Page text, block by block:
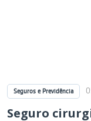
Seguros e Previdência
Seguro